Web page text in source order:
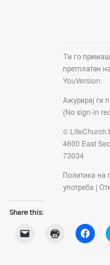
Ти го примаш
претплатен
YouVersion.
Ажурирај ги
(No sign-in
©
4600 East
73034
Политика на
употреба |
Share this:
C
l